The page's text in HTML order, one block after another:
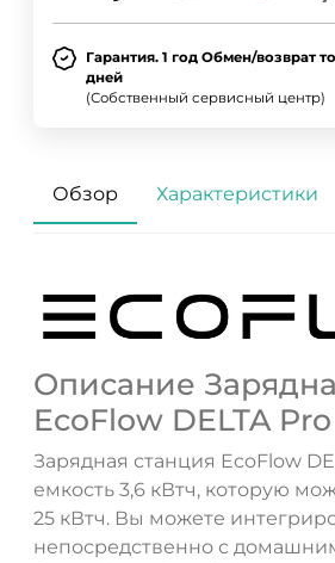
Гарантия. 1 год Обмен/возврат
дней
(Собственный сервисный центр)
Обзор Характеристики
Описание
EcoFlow DELTA Pro
Зарядная станция EcoFlow
емкость 3,6 кВтч, которую
25 кВтч. Вы можете
непосредственно с